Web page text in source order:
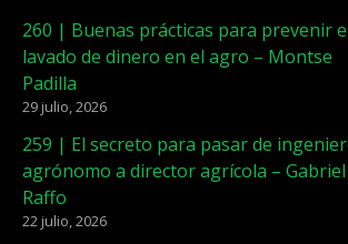
260 | Buenas prácticas para prevenir
lavado de dinero en el agro – Montse
Padilla
29 julio, 2026
259 | El secreto para pasar de
agrónomo a director agrícola – Gabriel
Raffo
22 julio, 2026